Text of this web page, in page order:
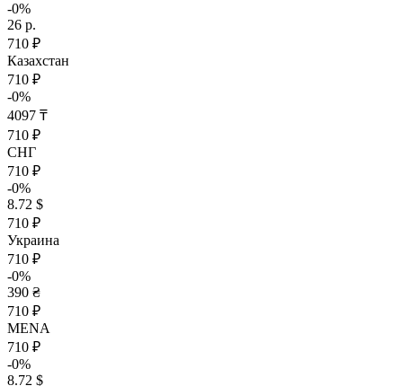
-0%
26 р.
710 ₽
Казахстан
710 ₽
-0%
4097 ₸
710 ₽
СНГ
710 ₽
-0%
8.72 $
710 ₽
Украина
710 ₽
-0%
390 ₴
710 ₽
MENA
710 ₽
-0%
8.72 $